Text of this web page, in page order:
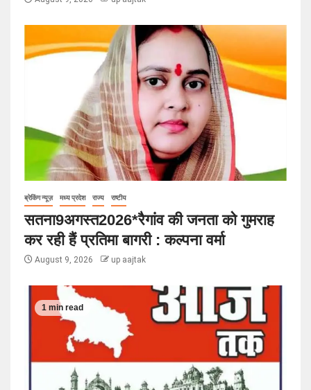
ब्रेकिंग न्यूज़ मध्य प्रदेश राज्य राष्टीय
सतना9अगस्त2026*रैगांव की जनता को गुमराह
कर रही हैं प्रतिमा बागरी : कल्पना वर्मा
August 9, 2026 up aajtak
1 min read